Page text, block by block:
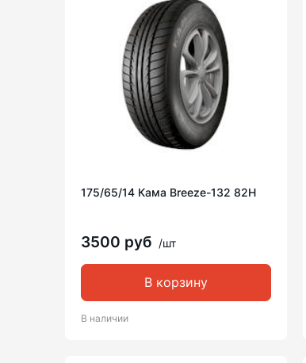
175/65/14 Кама Breeze-132 82H
3500 руб /шт
В корзину
В наличии